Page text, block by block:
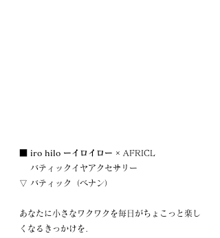
iro hilo ーイロイロー × AFRICL
バティックイヤアクセサリー
▽ バティック（ベナン）
あなたに小さなワクワクを毎日がちょこっと楽し
くなるきっかけを.